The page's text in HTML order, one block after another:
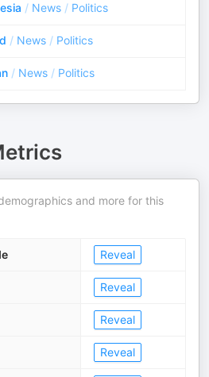
/ News / Politics
/ News / Politics
/ News / Politics
and more for this
Reveal
Reveal
Reveal
Reveal